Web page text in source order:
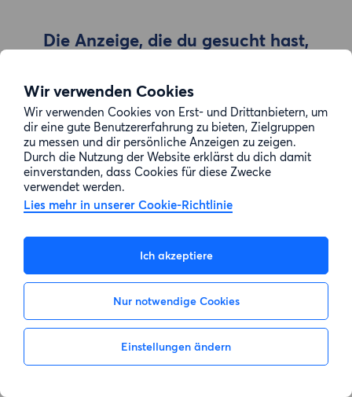
Wir verwenden Cookies
Wir verwenden Cookies von Erst- und Drittanbietern, um
dir eine gute Benutzererfahrung zu bieten, Zielgruppen
zu messen und dir persönliche Anzeigen zu zeigen.
Durch die Nutzung der Website erklärst du dich damit
einverstanden, dass Cookies für diese Zwecke
verwendet werden.
Lies mehr in unserer Cookie-Richtlinie
Ich akzeptiere
Nur notwendige Cookies
Einstellungen ändern
Die Anzeige, die du gesucht hast,
Zur Suche gehen